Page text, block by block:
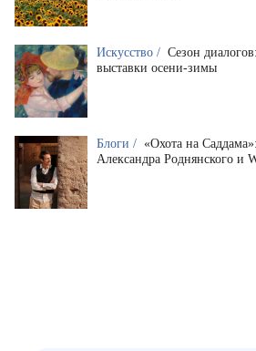
Искусство / Сезон
выставки осени-зимы
Блоги / «Охота на
Александра Роднянского и